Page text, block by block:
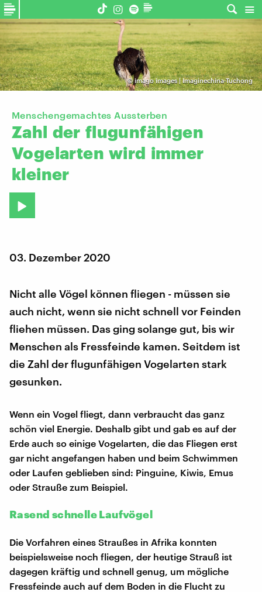
©imago images | Imaginechina-Tuchong
Menschengemachtes Aussterben
Zahl der flugunfähigen
Vogelarten wird immer
kleiner
03. Dezember 2020
Nicht alle Vögel können fliegen - müssen sie
auch nicht, wenn sie nicht schnell vor Feinden
fliehen müssen. Das ging solange gut, bis wir
Menschen als Fressfeinde kamen. Seitdem ist
die Zahl der flugunfähigen Vogelarten stark
gesunken.
Wenn ein Vogel fliegt, dann verbraucht das ganz
schön viel Energie. Deshalb gibt und gab es auf der
Erde auch so einige Vogelarten, die das Fliegen erst
gar nicht angefangen haben und beim Schwimmen
oder Laufen geblieben sind: Pinguine, Kiwis, Emus
oder Strauße zum Beispiel.
Rasend schnelle Laufvögel
Die Vorfahren eines Straußes in Afrika konnten
beispielsweise noch fliegen, der heutige Strauß ist
dagegen kräftig und schnell genug, um mögliche
Fressfeinde auch auf dem Boden in die Flucht zu